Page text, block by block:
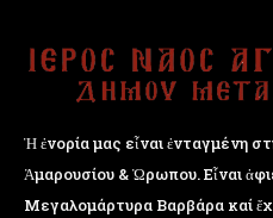
Ἡ ἐνορία μας εἶναι ἐνταγμένη
Ἁμαρουσίου & Ὠρωπου. Εἶναι
Μεγαλομάρτυρα Βαρβάρα καί